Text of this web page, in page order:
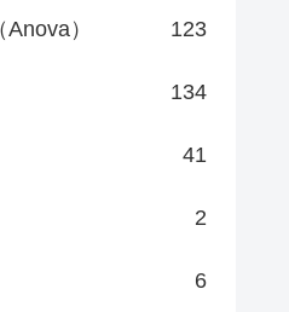
） 123
134
41
2
6